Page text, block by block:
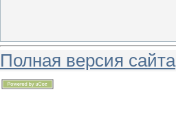
Полная версия сайта